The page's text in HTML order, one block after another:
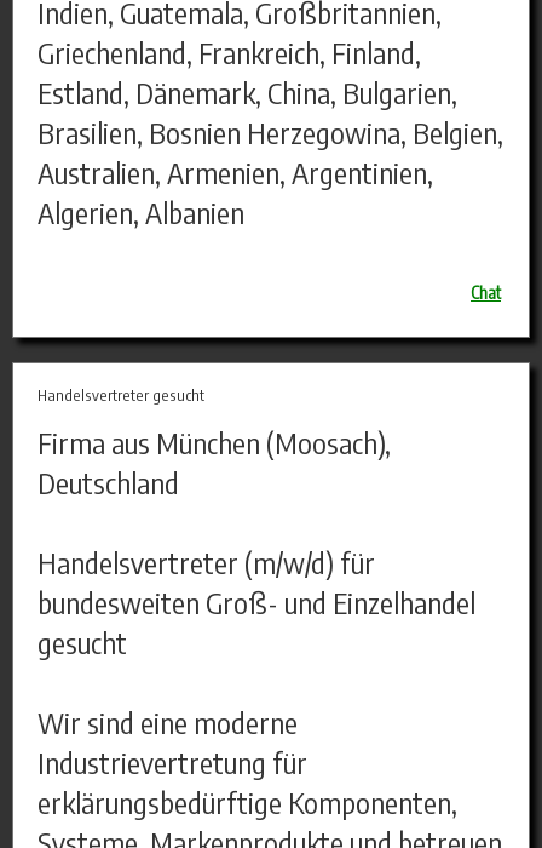
Indien, Guatemala, Großbritannien,
Griechenland, Frankreich, Finland,
Estland, Dänemark, China, Bulgarien,
Brasilien, Bosnien Herzegowina, Belgien,
Australien, Armenien, Argentinien,
Algerien, Albanien
Chat
Handelsvertreter gesucht
Firma aus München (Moosach),
Deutschland
Handelsvertreter (m/w/d) für
bundesweiten Groß- und Einzelhandel
gesucht
Wir sind eine moderne
Industrievertretung für
erklärungsbedürftige Komponenten,